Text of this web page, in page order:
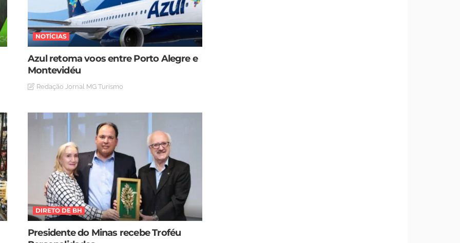
NOTÍCIAS
Azul retoma voos entre Porto Alegre e
Montevidéu
Redação Jornal MG Turismo
DIRETO DE BH
Presidente do Minas recebe Troféu